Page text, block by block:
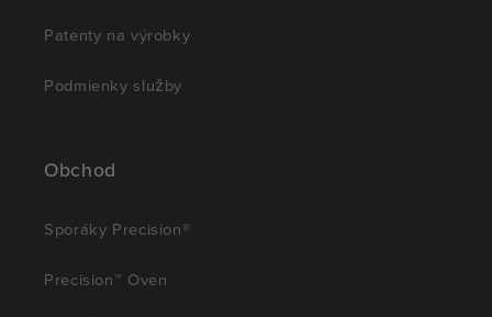
Patenty na výrobky
Podmienky služby
Obchod
Sporáky Precision®
Precision™ Oven